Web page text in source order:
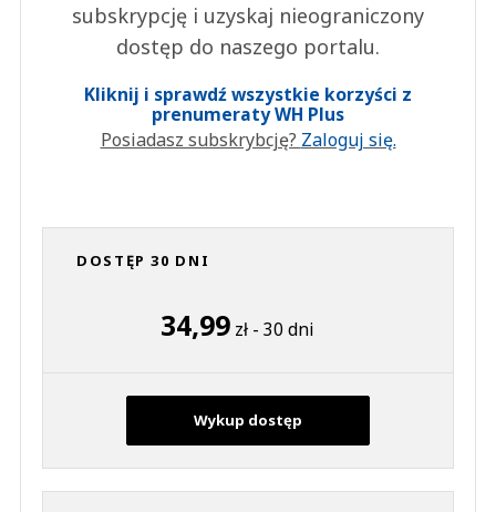
subskrypcję i uzyskaj nieograniczony
dostęp do naszego portalu.
Kliknij i sprawdź wszystkie korzyści z
prenumeraty WH Plus
Posiadasz subskrybcję? Zaloguj się.
DOSTĘP 30 DNI
34,99 zł - 30 dni
Wykup dostęp